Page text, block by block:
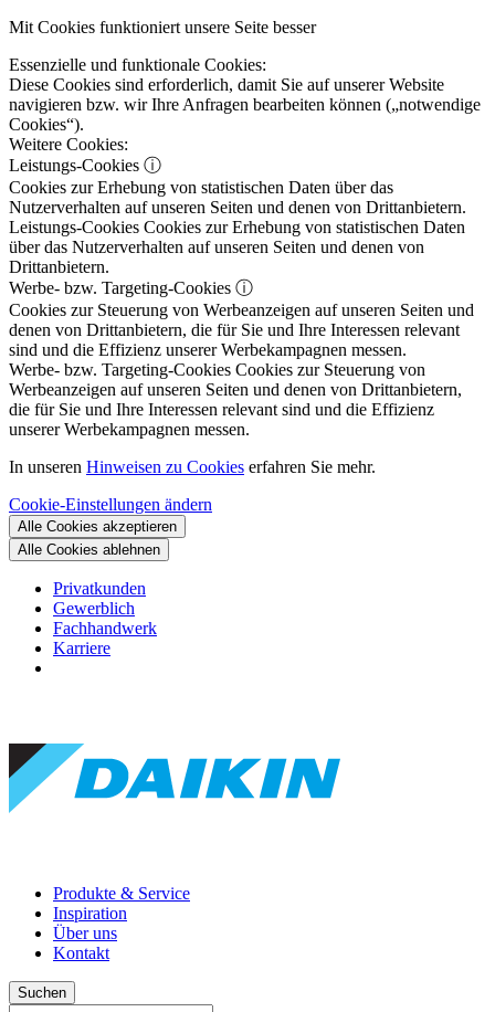
Mit Cookies funktioniert unsere Seite besser
Essenzielle und funktionale Cookies:
Diese Cookies sind erforderlich, damit Sie auf unserer Website
navigieren bzw. wir Ihre Anfragen bearbeiten können („notwendige
Cookies“).
Weitere Cookies:
Leistungs-Cookies ⓘ
Cookies zur Erhebung von statistischen Daten über das
Nutzerverhalten auf unseren Seiten und denen von Drittanbietern.
Leistungs-Cookies Cookies zur Erhebung von statistischen Daten
über das Nutzerverhalten auf unseren Seiten und denen von
Drittanbietern.
Werbe- bzw. Targeting-Cookies ⓘ
Cookies zur Steuerung von Werbeanzeigen auf unseren Seiten und
denen von Drittanbietern, die für Sie und Ihre Interessen relevant
sind und die Effizienz unserer Werbekampagnen messen.
Werbe- bzw. Targeting-Cookies Cookies zur Steuerung von
Werbeanzeigen auf unseren Seiten und denen von Drittanbietern,
die für Sie und Ihre Interessen relevant sind und die Effizienz
unserer Werbekampagnen messen.
In unseren Hinweisen zu Cookies erfahren Sie mehr.
Cookie-Einstellungen ändern
Alle Cookies akzeptieren
Alle Cookies ablehnen
Privatkunden
Gewerblich
Fachhandwerk
Karriere
Produkte & Service
Inspiration
Über uns
Kontakt
Suchen